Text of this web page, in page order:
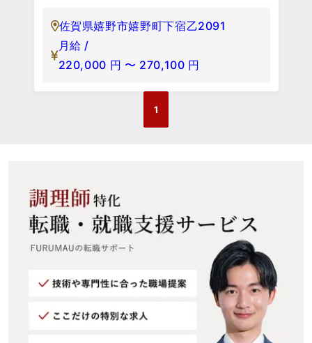
佐賀県嬉野市嬉野町下宿乙2091
月給 /
220,000 円 〜 270,100 円
1